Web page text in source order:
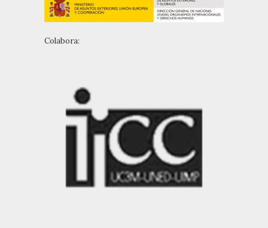
Colabora: